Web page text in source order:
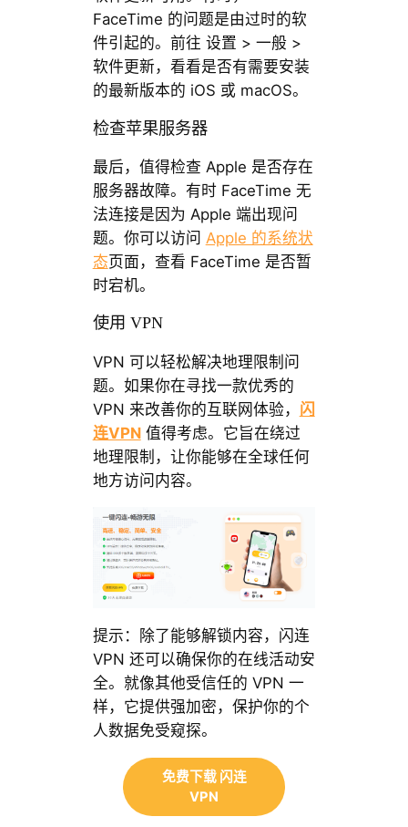
FaceTime 的问题是由过时的软
件引起的。前往 设置 > 一般 >
软件更新，看看是否有需要安装
的最新版本的 iOS 或 macOS。
检查苹果服务器
最后，值得检查 Apple 是否存在
服务器故障。有时 FaceTime 无
法连接是因为 Apple 端出现问
题。你可以访问 Apple 的系统状
态页面，查看 FaceTime 是否暂
时宕机。
使用 VPN
VPN 可以轻松解决地理限制问
题。如果你在寻找一款优秀的
VPN 来改善你的互联网体验， 闪
连VPN值得考虑。它旨在绕过
地理限制，让你能够在全球任何
地方访问内容。
提示：除了能够解锁内容，闪连
VPN 还可以确保你的在线活动安
全。就像其他受信任的 VPN 一
样，它提供强加密，保护你的个
人数据免受窥探。
免费下载 闪连
VPN